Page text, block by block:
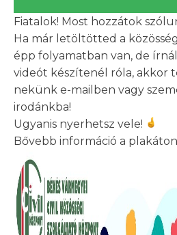
Fiatalok! Most hozzátok
Ha már letöltötted a
épp folyamatban van, de
videót készítenél róla, akkor
nekünk e-mailben vagy
irodánkba!
Ugyanis nyerhetsz vele!
Bővebb információ a